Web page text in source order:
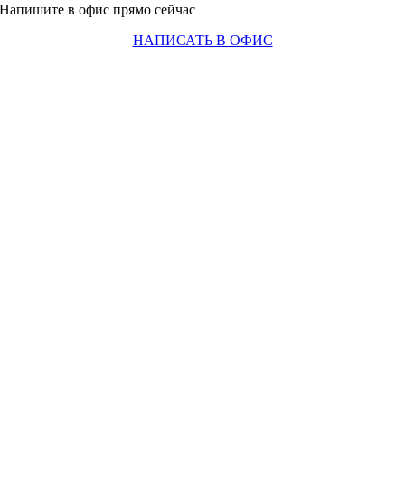
Напишите в офис прямо сейчас
НАПИСАТЬ В ОФИС